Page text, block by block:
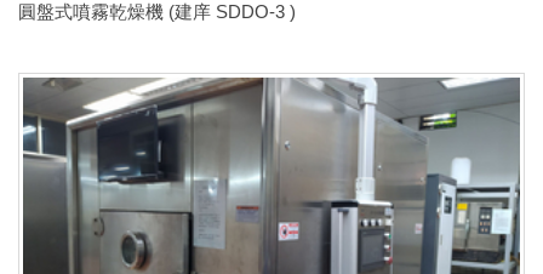
圓盤式噴霧乾燥機 (建庠 SDDO-3 )